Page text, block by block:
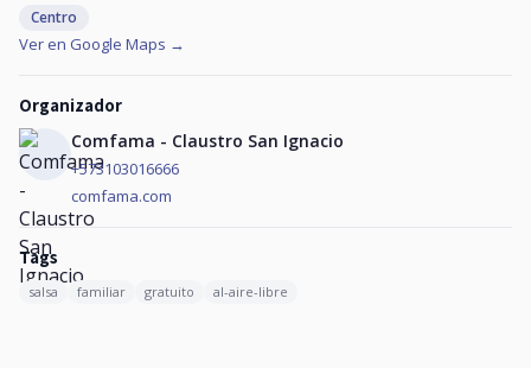
Centro
Ver en Google Maps →
Organizador
Comfama - Claustro San Ignacio
+573103016666
comfama.com
Tags
salsa familiar gratuito al-aire-libre